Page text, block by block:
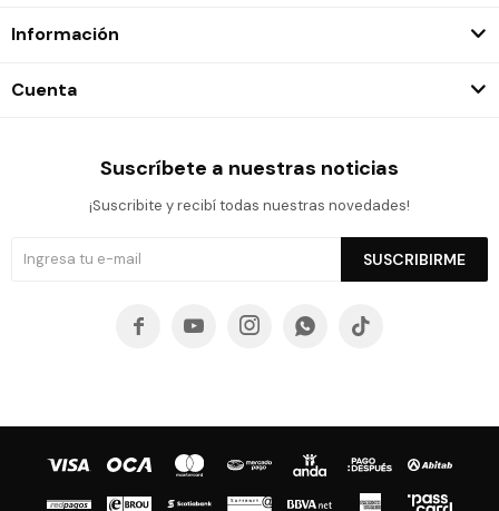
Información
Cuenta
Suscríbete a nuestras noticias
¡Suscribite y recibí todas nuestras novedades!
SUSCRIBIRME
    